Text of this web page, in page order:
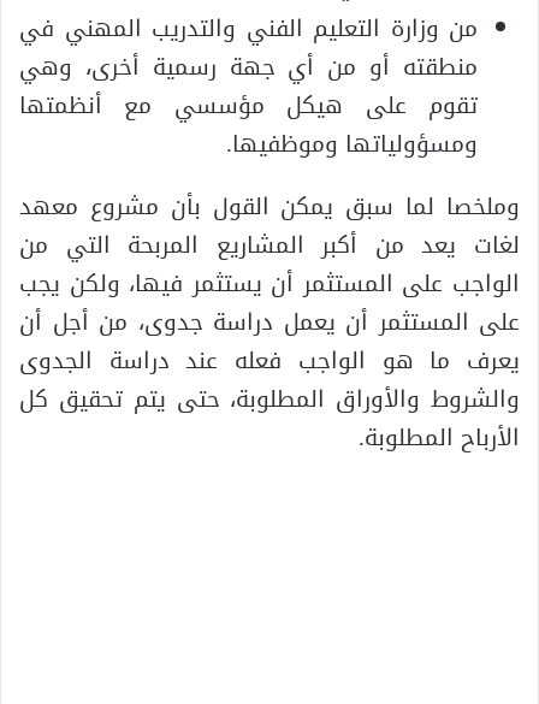
من وزارة التعليم الفني والتدريب المهني في
منطقته أو من أي جهة رسمية أخرى، وهي
تقوم على هيكل مؤسسي مع أنظمتها
ومسؤولياتها وموظفيها.
وملخصا لما سبق يمكن القول بأن مشروع معهد
لغات يعد من أكبر المشاريع المربحة التي من
الواجب على المستثمر أن يستثمر فيها، ولكن يجب
على المستثمر أن يعمل دراسة جدوى، من أجل أن
يعرف ما هو الواجب فعله عند دراسة الجدوى
والشروط والأوراق المطلوبة، حتى يتم تحقيق كل
الأرباح المطلوبة.